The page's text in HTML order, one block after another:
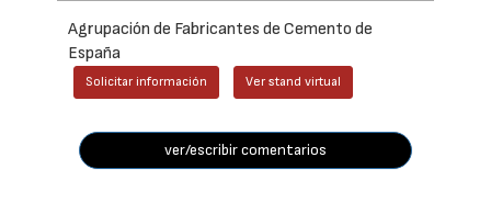
Agrupación de Fabricantes de Cemento de
España
Solicitar información Ver stand virtual
ver/escribir comentarios